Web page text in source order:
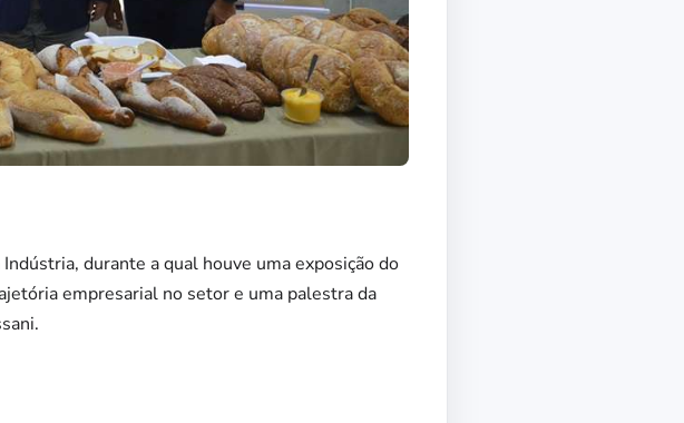
durante a qual houve uma exposição do
empresarial no setor e uma palestra da